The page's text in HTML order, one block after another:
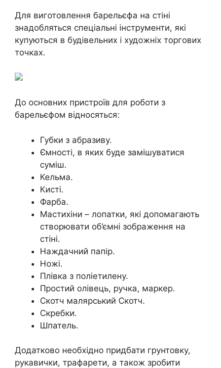
Для виготовлення барельєфа на стіні
знадобляться спеціальні інструменти, які
купуються в будівельних і художніх торгових
точках.
До основних пристроїв для роботи з
барельєфом відносяться:
Губки з абразиву.
Ємності, в яких буде замішуватися
суміш.
Кельма.
Кисті.
Фарба.
Мастихіни – лопатки, які допомагають
створювати об’ємні зображення на
стіні.
Наждачний папір.
Ножі.
Плівка з поліетилену.
Простий олівець, ручка, маркер.
Скотч малярський Скотч.
Скребки.
Шпатель.
Додатково необхідно придбати грунтовку,
рукавички, трафарети, а також зробити